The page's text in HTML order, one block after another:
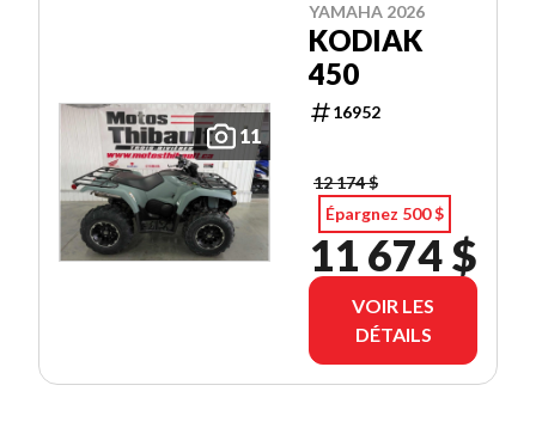
11
YAMAHA 2026
KODIAK
450
16952
12 174 $
Épargnez 500 $
11 674 $
VOIR LES
DÉTAILS